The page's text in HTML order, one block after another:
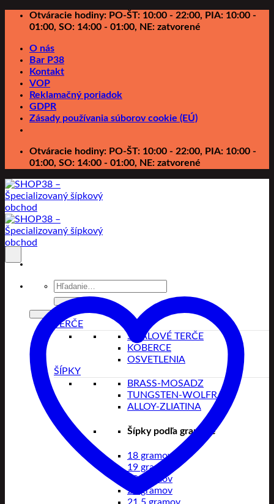
PreskočiťOtváracie hodiny: PO-ŠT: 10:00 - 22:00, PIA: 10:00 -
01:00, SO: 14:00 - 01:00, NE: zatvorené
O nás
Bar P38
Kontakt
VOP
Reklamačný poriadok
GDPR
Zásady používania súborov cookie (EÚ)
Otváracie hodiny: PO-ŠT: 10:00 - 22:00, PIA: 10:00 -
01:00, SO: 14:00 - 01:00, NE: zatvorené
Hľadať:
TERČE
SISALOVÉ TERČE
KOBERCE
OSVETLENIA
ŠÍPKY
BRASS-MOSADZ
TUNGSTEN-WOLFRAM
ALLOY-ZLIATINA
Šípky podľa gramáže
18 gramov
19 gramov
20 gramov
21 gramov